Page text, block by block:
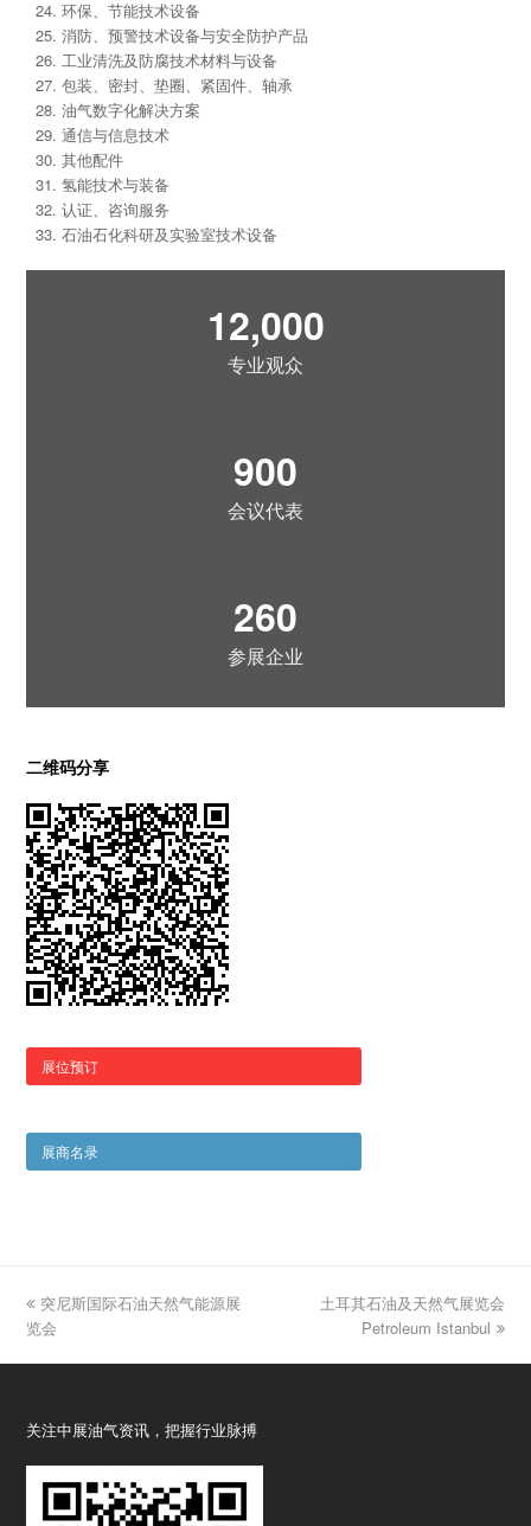
环保、节能技术设备
消防、预警技术设备与安全防护产品
工业清洗及防腐技术材料与设备
包装、密封、垫圈、紧固件、轴承
油气数字化解决方案
通信与信息技术
其他配件
氢能技术与装备
认证、咨询服务
石油石化科研及实验室技术设备
12,000
专业观众
900
会议代表
260
参展企业
二维码分享
展位预订
展商名录
previous
post:
突尼斯国际石油天然气能源展
览会
next
土耳其石油及天然气展览会
Petroleum Istanbul
关注中展油气资讯，把握行业脉搏